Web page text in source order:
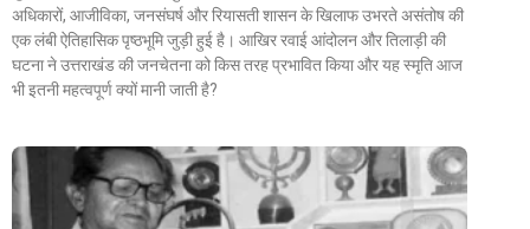
अधिकारों, आजीविका, जनसंघर्ष और रियासती शासन के खिलाफ उभरते असंतोष की
एक लंबी ऐतिहासिक पृष्ठभूमि जुड़ी हुई है। आखिर रवाई आंदोलन और तिलाड़ी की
घटना ने उत्तराखंड की जनचेतना को किस तरह प्रभावित किया और यह स्मृति आज
भी इतनी महत्वपूर्ण क्यों मानी जाती है?